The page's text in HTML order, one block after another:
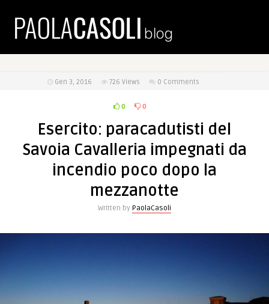
Gen 3, 2016 726 Views 0 Comments
0 0
Esercito: paracadutisti del
Savoia Cavalleria impegnati da
incendio poco dopo la
mezzanotte
Written by PaolaCasoli